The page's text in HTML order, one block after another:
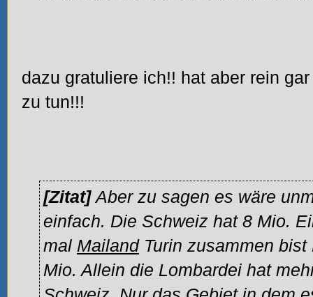
dazu gratuliere ich!! hat aber rein
zu tun!!!
[Zitat]Aber zu sagen es wäre
einfach. Die Schweiz hat 8 Mio.
mal MailandTurin zusammen bist
Mio. Allein die Lombardei hat